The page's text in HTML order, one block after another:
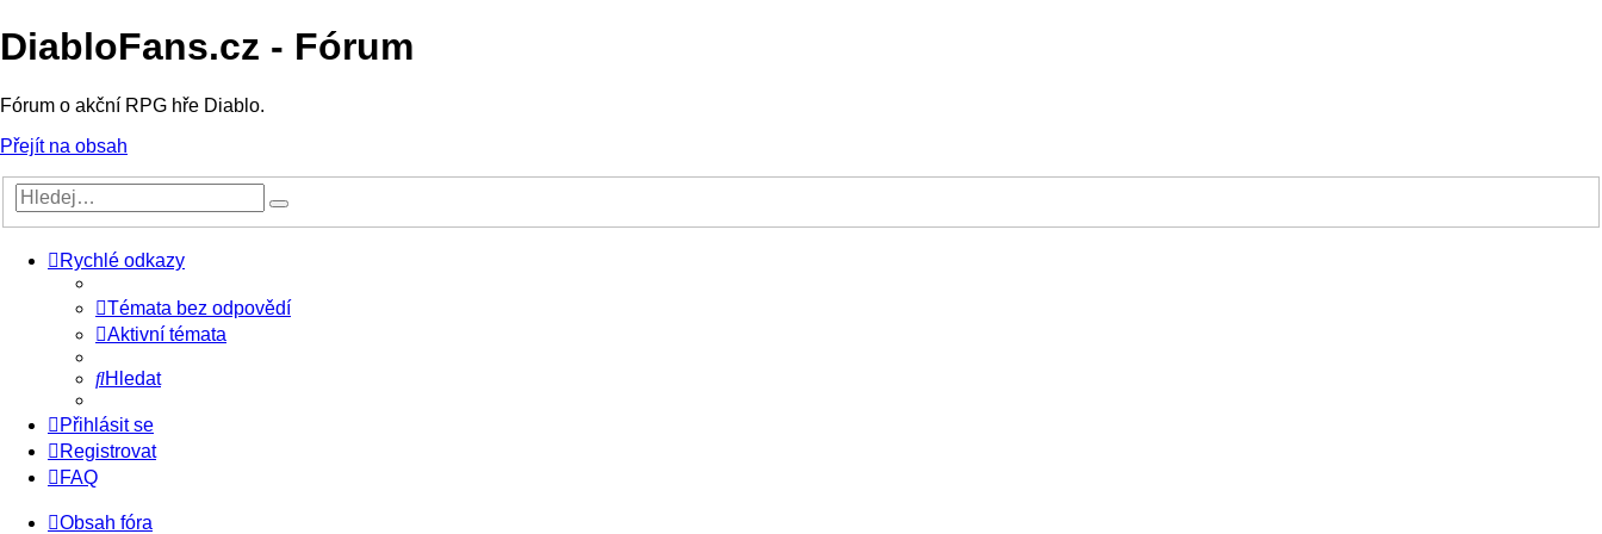
DiabloFans.cz - Fórum
Fórum o akční RPG hře Diablo.
Přejít na obsah
Rychlé odkazy
Témata bez odpovědí
Aktivní témata
Hledat
Přihlásit se
Registrovat
FAQ
Obsah fóra